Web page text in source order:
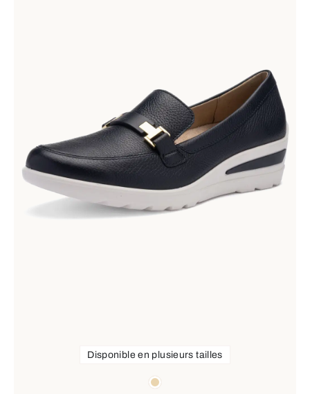
beige
Disponible en plusieurs tailles